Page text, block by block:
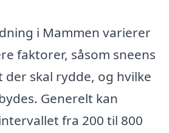
i Mammen varierer
faktorer, såsom sneens
skal rydde, og hvilke
Generelt kan
fra 200 til 800